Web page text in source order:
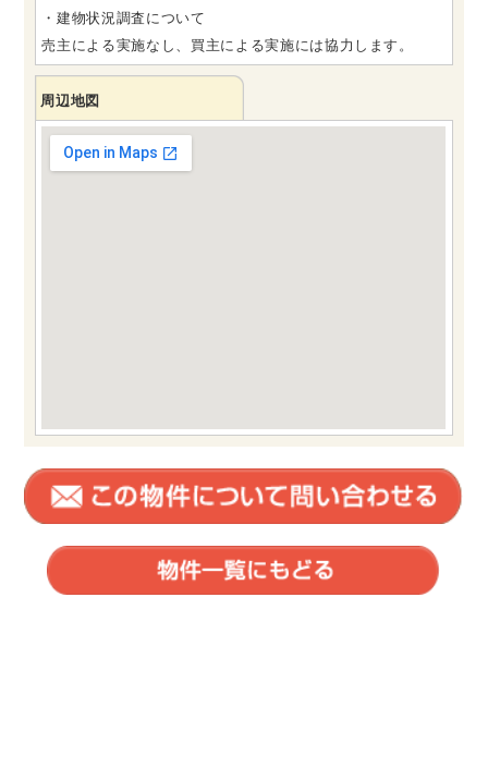
・建物状況調査について
売主による実施なし、買主による実施には協力します。
周辺地図